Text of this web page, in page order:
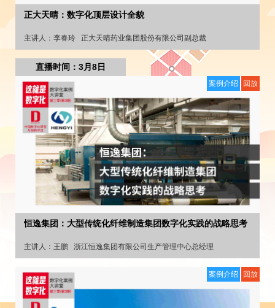
正大天晴：数字化顶层设计全貌
主讲人： 李春玲 正大天晴药业集团股份有限公司副总裁
直播时间：3月8日
恒逸集团：大型传统化纤维制造集团数字化实践的战略思考
主讲人： 王鹏 浙江恒逸集团有限公司生产管理中心总经理
案例介绍 回放
案例介绍 回放